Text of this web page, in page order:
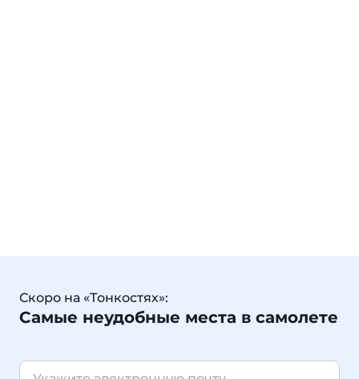
Скоро на «Тонкостях»:
Самые неудобные места в самолете